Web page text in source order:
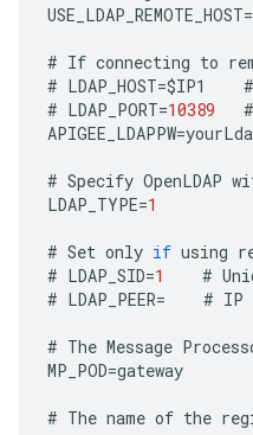
USE_LDAP_REMOTE_HOST=
# If connecting to
# LDAP_HOST=$IP1 #
# LDAP_PORT=10389 #
APIGEE_LDAPPW=
# Specify OpenLDAP
LDAP_TYPE=1
# Set only if using
# LDAP_SID=1 #
# LDAP_PEER= # IP
# The Message
MP_POD=gateway
# The name of the